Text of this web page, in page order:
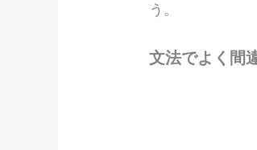
う。
文法でよく間